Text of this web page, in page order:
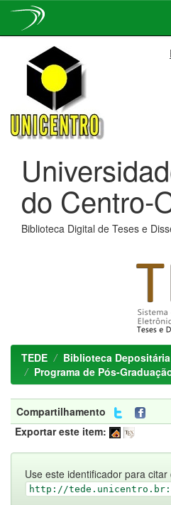
navigation
do Centro-
Biblioteca Digital de Teses e
TEDE
Biblioteca Depositária
Programa de Pós-
Compartilhamento
Exportar este item:
Use este identificador para
http://